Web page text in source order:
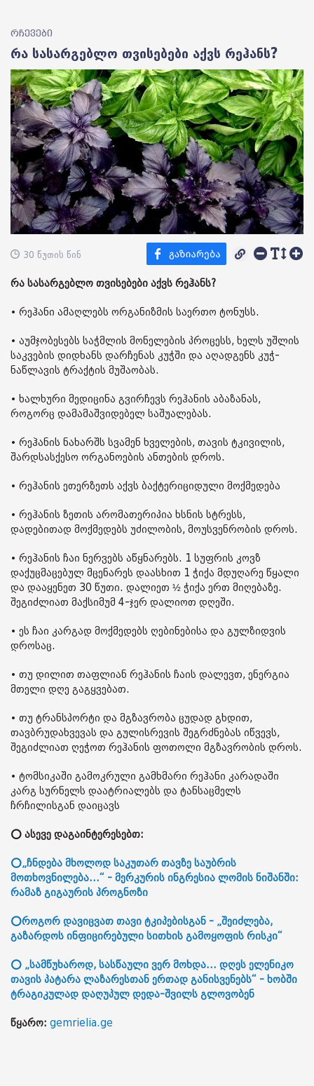
რჩევები
რა სასარგებლო თვისებები აქვს რეჰანს?
30 წუთის წინ
რა სასარგებლო თვისებები აქვს რეჰანს?
• რეჰანი ამაღლებს ორგანიზმის საერთო ტონუსს.
• აუმჯობესებს საჭმლის მონელების პროცესს, ხელს უშლის
საკვების დიდხანს დარჩენას კუჭში და აღადგენს კუჭ-
ნაწლავის ტრაქტის მუშაობას.
• ხალხური მედიცინა გვირჩევს რეჰანის აბაზანას,
როგორც დამამაშვიდებელ საშუალებას.
• რეჰანის ნახარშს სვამენ ხველების, თავის ტკივილის,
შარდსასქესო ორგანოების ანთების დროს.
• რეჰანის ეთერზეთს აქვს ბაქტერიციდული მოქმედება
• რეჰანის ზეთის არომათერიპია ხსნის სტრესს,
დადებითად მოქმედებს უძილობის, მოუსვენრობის დროს.
• რეჰანის ჩაი ნერვებს აწყნარებს. 1 სუფრის კოვზ
დაქუცმაცებულ მცენარეს დაასხით 1 ჭიქა მდუღარე წყალი
და დააყენეთ 30 წუთი. დალიეთ ½ ჭიქა ერთ მიღებაზე.
შეგიძლიათ მაქსიმუმ 4-ჯერ დალიოთ დღეში.
• ეს ჩაი კარგად მოქმედებს ღებინებისა და გულზიდვის
დროსაც.
• თუ დილით თაფლიან რეჰანის ჩაის დალევთ, ენერგია
მთელი დღე გაგყვებათ.
• თუ ტრანსპორტი და მგზავრობა ცუდად გხდით,
თავბრუდახვევას და გულისრევის შეგრძნებას იწვევს,
შეგიძლიათ ღეჭოთ რეჰანის ფოთოლი მგზავრობის დროს.
• ტომსიკაში გამოკრული გამხმარი რეჰანი კარადაში
კარგ სურნელს დაატრიალებს და ტანსაცმელს
ჩრჩილისგან დაიცავს
⭕ ასევე დაგაინტერესებთ:
⭕„ჩნდება მხოლოდ საკუთარ თავზე საუბრის
მოთხოვნილება...“ - მერკურის ინგრესია ლომის ნიშანში:
რამაზ გიგაურის პროგნოზი
⭕როგორ დავიცვათ თავი ტკიპებისგან - „შეიძლება,
გაზარდოს ინფიცირებული სითხის გამოყოფის რისკი“
⭕ „სამწუხაროდ, სასწაული ვერ მოხდა... დღეს ელენიკო
თავის პატარა ლაზარესთან ერთად განისვენებს“ - ხობში
ტრაგიკულად დაღუპულ დედა-შვილს გლოვობენ
წყარო: gemrielia.ge